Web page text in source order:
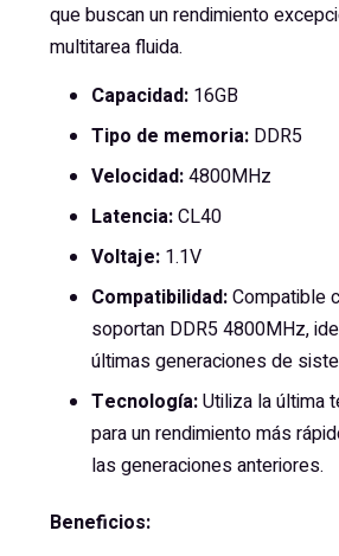
que buscan un rendimiento
multitarea fluida.
Capacidad: 16GB
Tipo de memoria: DDR5
Velocidad:4800MHz
Latencia:CL40
Voltaje: 1.1V
Compatibilidad:Compatible
soportan DDR5 4800MHz,
últimas generaciones de
Tecnología:Utiliza la última
para un rendimiento más
las generaciones anteriores.
Beneficios: